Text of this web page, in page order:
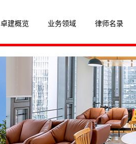
卓建概览 业务领域 律师名录